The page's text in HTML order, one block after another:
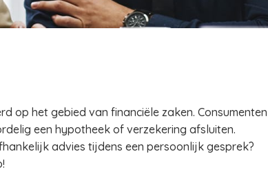
op het gebied van financiële zaken.
een hypotheek of verzekering afsluiten.
advies tijdens een persoonlijk gesprek?